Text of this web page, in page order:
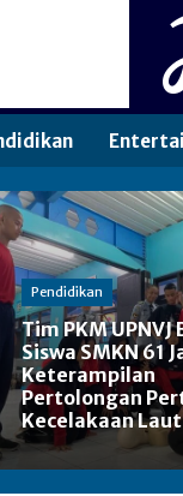
Pendidikan
Tim PKM UPNVJ
Siswa SMKN 61
Keterampilan
Pertolongan
Kecelakaan Laut